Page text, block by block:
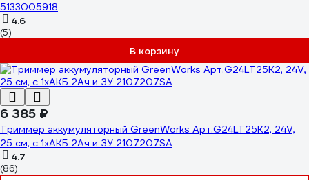
5133005918
4.6
(5)
В корзину
6 385 ₽
Триммер аккумуляторный GreenWorks Арт.G24LT25К2, 24V,
25 см, с 1хАКБ 2Ач и ЗУ 2107207SA
4.7
(86)